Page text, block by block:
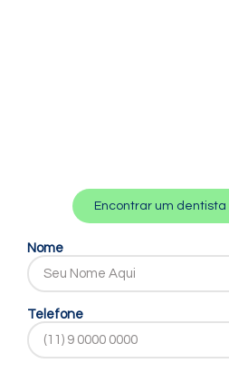
Encontrar um
Nome
Telefone